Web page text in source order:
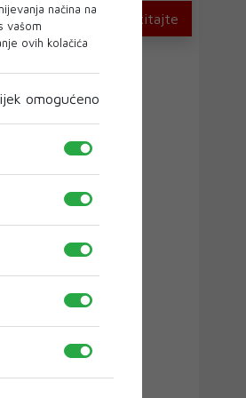
U novom broju pročitajte
načina na
vašom
ovih kolačića
omogućeno